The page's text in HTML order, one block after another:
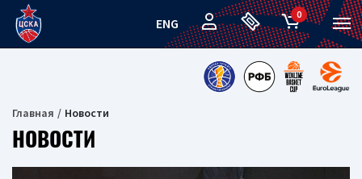
ENG
0
Главная Новости
НОВОСТИ